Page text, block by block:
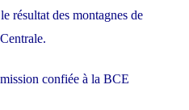
résultat des montagnes de
confiée à la BCE